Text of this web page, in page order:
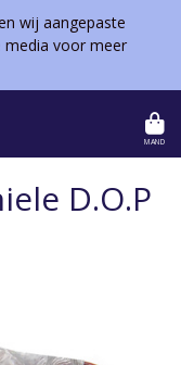
wij aangepaste
media voor meer
MAND
D.O.P